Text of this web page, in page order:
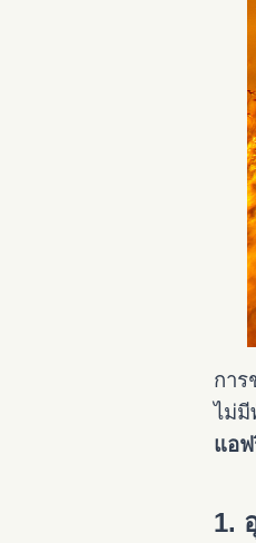
กา
ไม่
แอฟ
1.